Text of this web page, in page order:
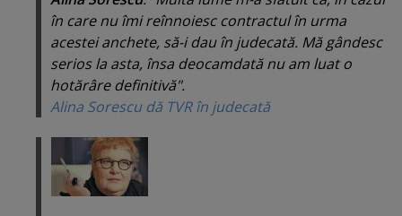
în care nu îmi reînnoiesc contractul în urma
acestei anchete, să-i dau în judecată. Mă gândesc
serios la asta, însa deocamdată nu am luat o
hotărâre definitivă".
Alina Sorescu dă TVR în judecată